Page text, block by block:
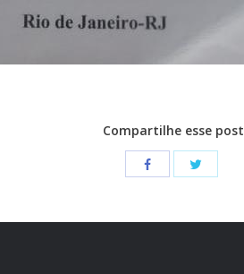
Compartilhe esse post